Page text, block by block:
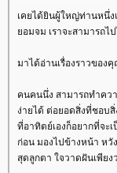
เคยได้ยินผู้ใหญ่ท่านหนึ่ง
อมจม เราจะสามารถไ
มาได้อ่านเรื่องราวของ
คนคนนึ่ง สามารถทำคว
ง่ายได้ ต่อยอดสิ่งที่ชอบ
ที่อาทิตย์เองก็อยากที่จะ
ก่อน มองไปข้างหน้า หวั
สุดลูกตา ใจวาดฝันเพีย